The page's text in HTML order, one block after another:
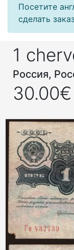
Посетите
сделать
1
Россия,
30.00€